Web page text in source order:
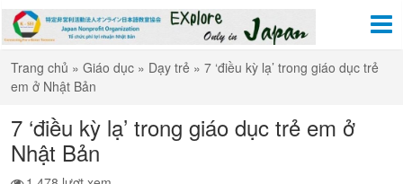
Trang chủ » Giáo dục » Dạy trẻ » 7 ‘điều kỳ lạ’ trong giáo dục trẻ
em ở Nhật Bản
7 ‘điều kỳ lạ’ trong giáo dục trẻ em ở
Nhật Bản